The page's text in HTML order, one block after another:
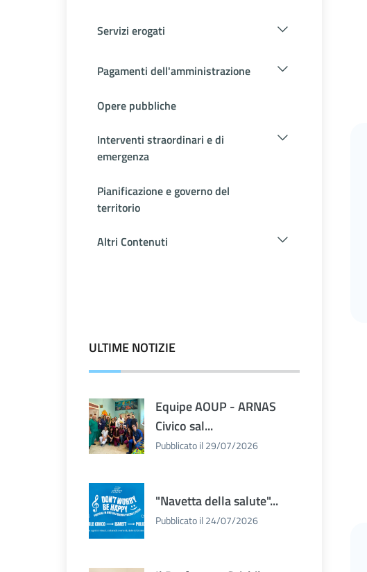
Servizi erogati
Pagamenti dell'amministrazione
Opere pubbliche
Interventi straordinari e di
emergenza
Pianificazione e governo del
territorio
Altri Contenuti
ULTIME NOTIZIE
Equipe AOUP - ARNAS
Civico sal...
Pubblicato il 29/07/2026
"Navetta della salute"...
Pubblicato il 24/07/2026